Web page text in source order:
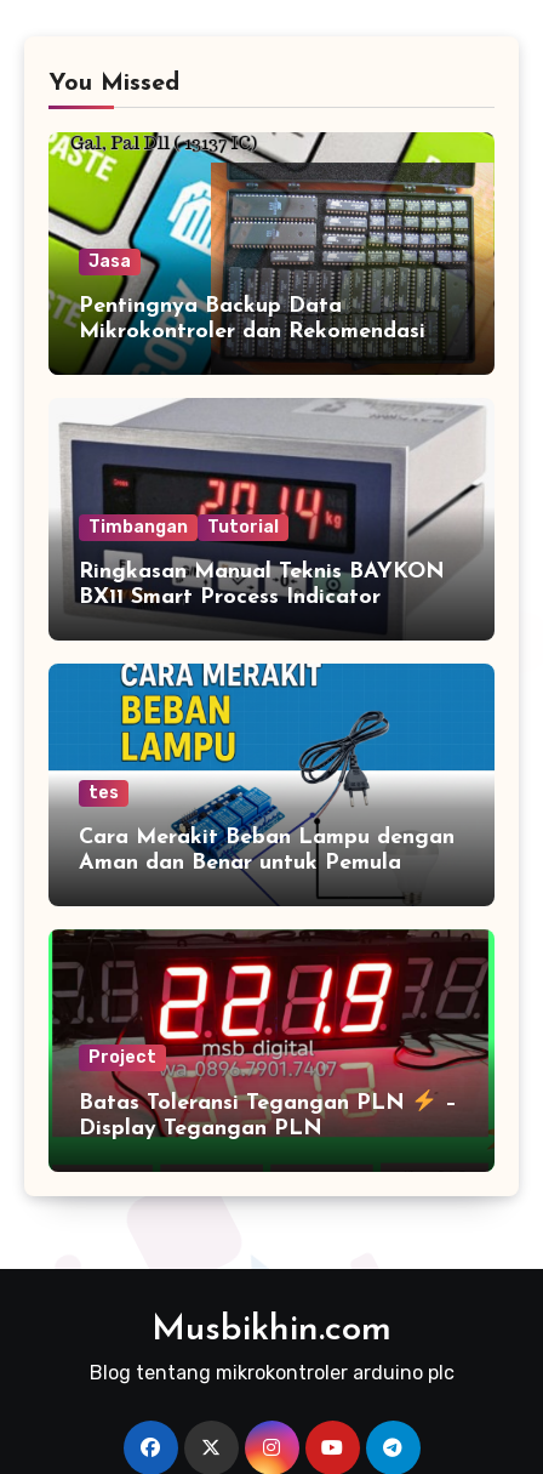
You Missed
Jasa
Pentingnya Backup Data
Mikrokontroler dan Rekomendasi
Jasa Copy IC Terpercaya
Timbangan Tutorial
Ringkasan Manual Teknis BAYKON
BX11 Smart Process Indicator
tes
Cara Merakit Beban Lampu dengan
Aman dan Benar untuk Pemula
Project
Batas Toleransi Tegangan PLN
–
Display Tegangan PLN
Musbikhin.com
Blog tentang mikrokontroler arduino plc